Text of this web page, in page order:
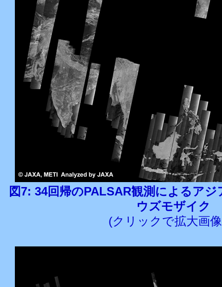
図7: 34回帰のPALSAR観測によるア
ウズモザイク
(クリックで拡大画